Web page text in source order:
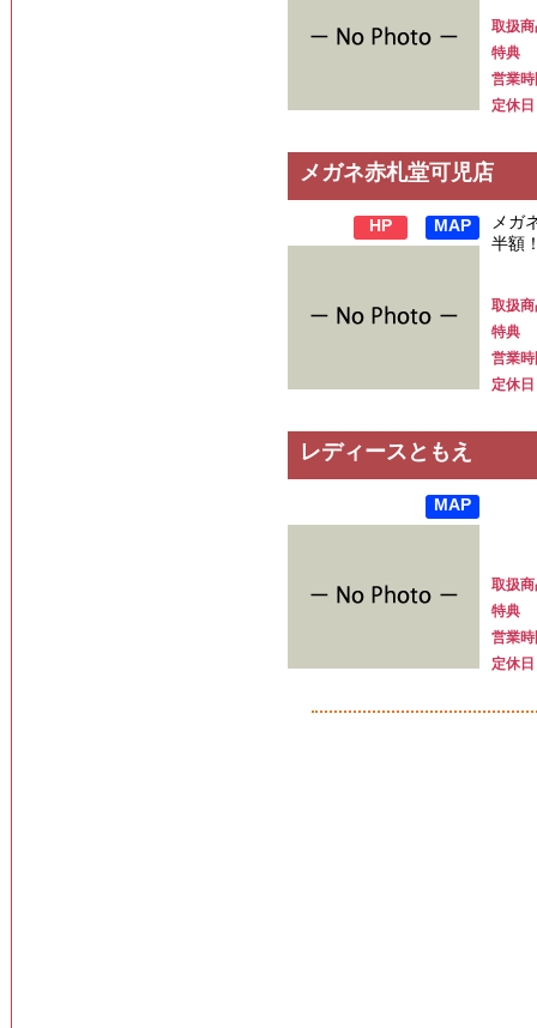
取扱
特典
営業
定休日
メガネ赤札堂可児店
MAP
HP
メガ
半額
取扱
特典
営業
定休日
レディースともえ
MAP
取扱
特典
営業
定休日